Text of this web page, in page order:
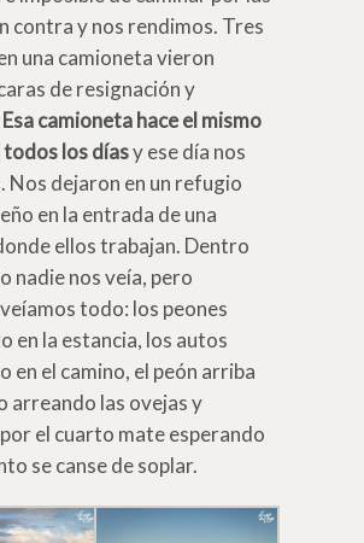
contra y nos rendimos. Tres
una camioneta vieron
de resignación y
Esa camioneta hace el mismo
los díasy ese día nos
Nos dejaron en un refugio
en la entrada de una
ellos trabajan. Dentro
nadie nos veía, pero
todo: los peones
en la estancia, los autos
en el camino, el peón arriba
arreando las ovejas y
el cuarto mate esperando
se canse de soplar.